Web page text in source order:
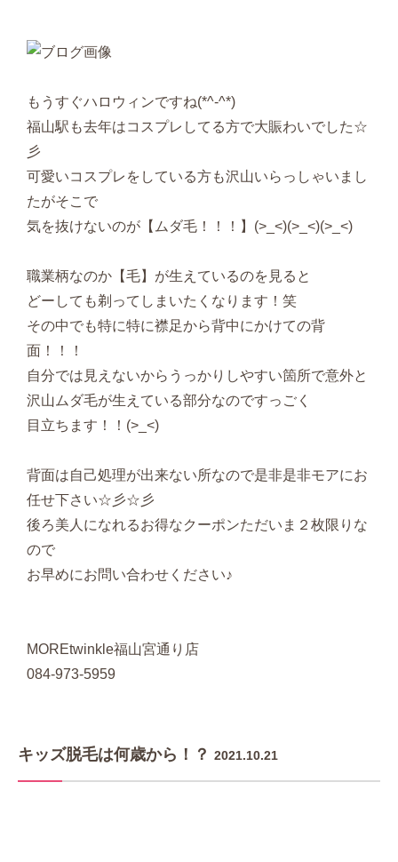
もうすぐハロウィンですね(*^-^*)
福山駅も去年はコスプレしてる方で大賑わいでした☆
彡
可愛いコスプレをしている方も沢山いらっしゃいまし
たがそこで
気を抜けないのが【ムダ毛！！！】(>_<)(>_<)(>_<)
職業柄なのか【毛】が生えているのを見ると
どーしても剃ってしまいたくなります！笑
その中でも特に特に襟足から背中にかけての背
面！！！
自分では見えないからうっかりしやすい箇所で意外と
沢山ムダ毛が生えている部分なのですっごく
目立ちます！！(>_<)
背面は自己処理が出来ない所なので是非是非モアにお
任せ下さい☆彡☆彡
後ろ美人になれるお得なクーポンただいま２枚限りな
ので
お早めにお問い合わせください♪
MOREtwinkle福山宮通り店
084-973-5959
キッズ脱毛は何歳から！？ 2021.10.21